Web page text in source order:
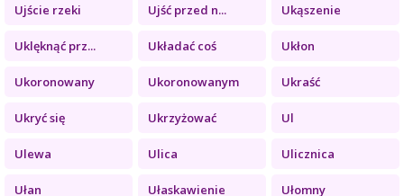
Ujście rzeki Ujść przed n... Ukąszenie
Uklęknąć prz... Układać coś Ukłon
Ukoronowany Ukoronowanym Ukraść
Ukryć się Ukrzyżować Ul
Ulewa Ulica Ulicznica
Ułan Ułaskawienie Ułomny